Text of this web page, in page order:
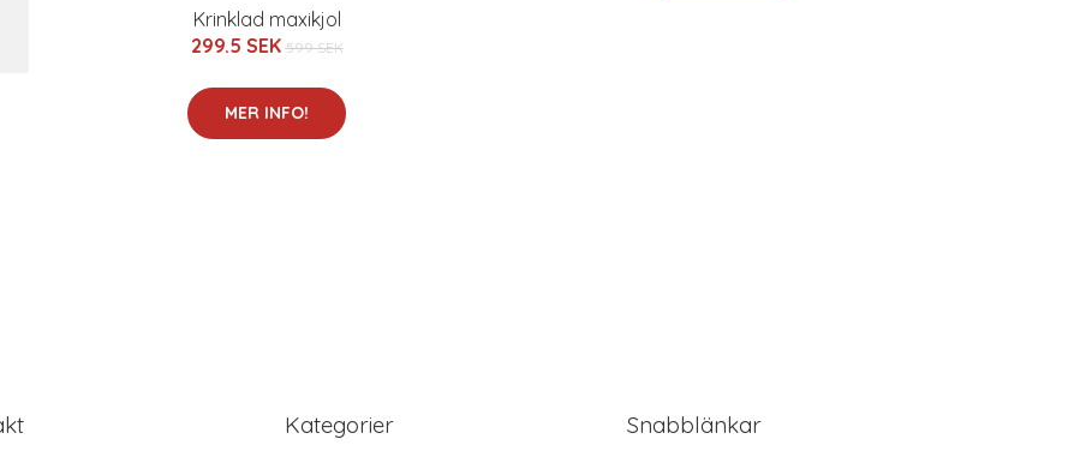
Krinklad maxikjol
299.5 SEK 599 SEK
MER INFO!
Kategorier Snabblänkar